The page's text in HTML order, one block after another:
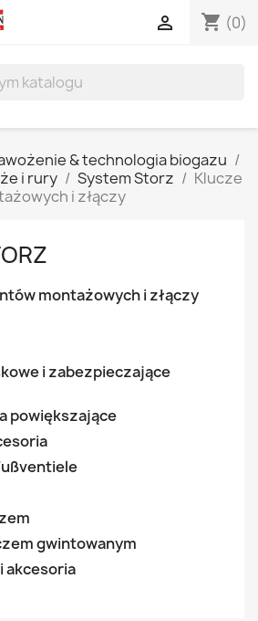
shopping_cart (0)

& technologia biogazu
i rury
System Storz
Klucze
i złączy
montażowych i złączy
i zabezpieczające
powiększające
gwintowanym
akcesoria